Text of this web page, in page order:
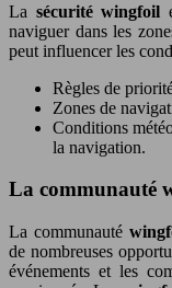
La sécurité wingfoil
naviguer dans les
peut influencer les
Règles de
Zones de
Conditions
la navigation.
La communauté
La communauté
de nombreuses
événements et les